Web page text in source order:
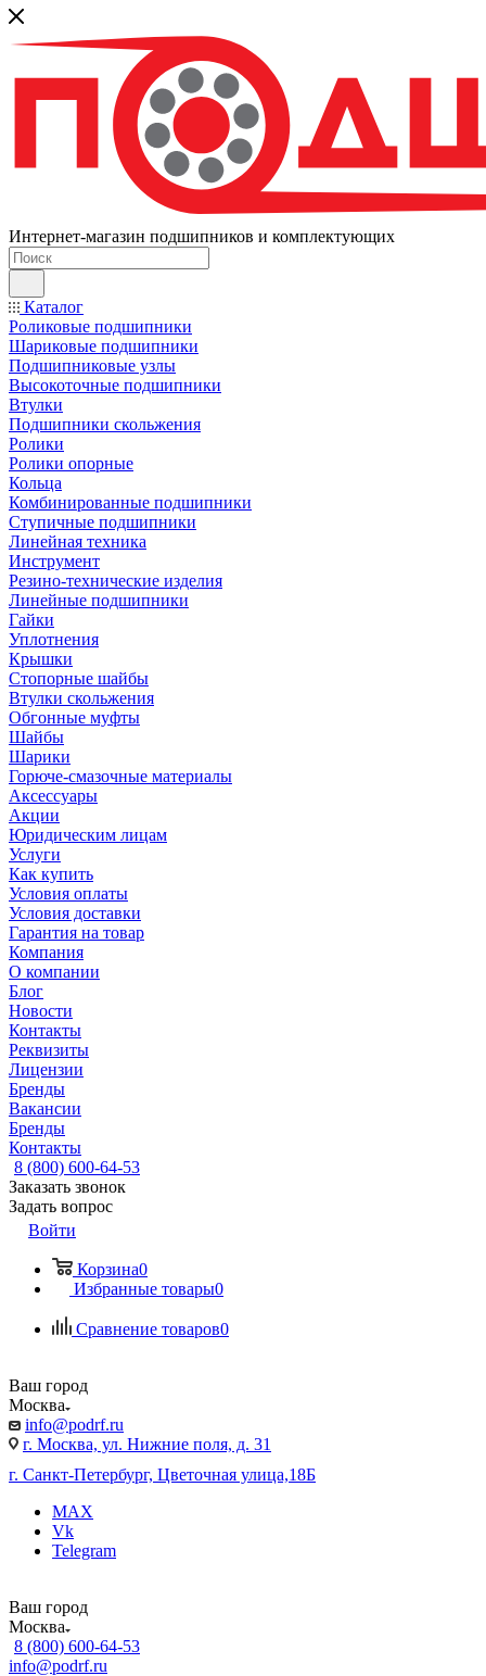
Интернет-магазин подшипников и комплектующих
Каталог
Роликовые подшипники
Шариковые подшипники
Подшипниковые узлы
Высокоточные подшипники
Втулки
Подшипники скольжения
Ролики
Ролики опорные
Кольца
Комбинированные подшипники
Ступичные подшипники
Линейная техника
Инструмент
Резино-технические изделия
Линейные подшипники
Гайки
Уплотнения
Крышки
Стопорные шайбы
Втулки скольжения
Обгонные муфты
Шайбы
Шарики
Горюче-смазочные материалы
Аксессуары
Акции
Юридическим лицам
Услуги
Как купить
Условия оплаты
Условия доставки
Гарантия на товар
Компания
О компании
Блог
Новости
Контакты
Реквизиты
Лицензии
Бренды
Вакансии
Бренды
Контакты
8 (800) 600-64-53
Заказать звонок
Задать вопрос
Войти
Корзина0
Избранные товары0
Сравнение товаров0
Ваш город
Москва
info@podrf.ru
г. Москва, ул. Нижние поля, д. 31
г. Санкт-Петербург, Цветочная улица,18Б
MAX
Vk
Telegram
Ваш город
Москва
8 (800) 600-64-53
info@podrf.ru